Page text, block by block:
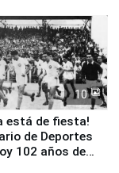
10
está de fiesta!
de Deportes
102 años de